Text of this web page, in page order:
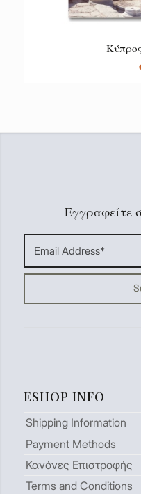
Εγγραφείτε
ESHOP INFO
Shipping Information
Payment Methods
Κανόνες Επιστροφής
Terms and Conditions